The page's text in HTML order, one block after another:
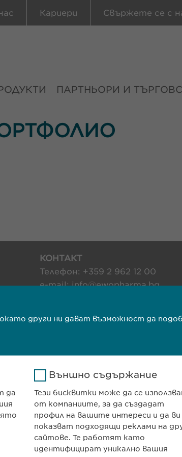
Кариери Свържете се с
ПАРТНЬОРИ И
КОНТАКТ
Телефон: +359 2 962 12 00
e-mail:info@ewopharma.bg
други ни дават възможност да
да
Външно съдържание
Тези бисквитки може да се
от компаниите, за да създадат
профил на вашите интереси и да ви
показват подходящи реклами на
сайтове. Те работят като
идентифицират уникално вашия